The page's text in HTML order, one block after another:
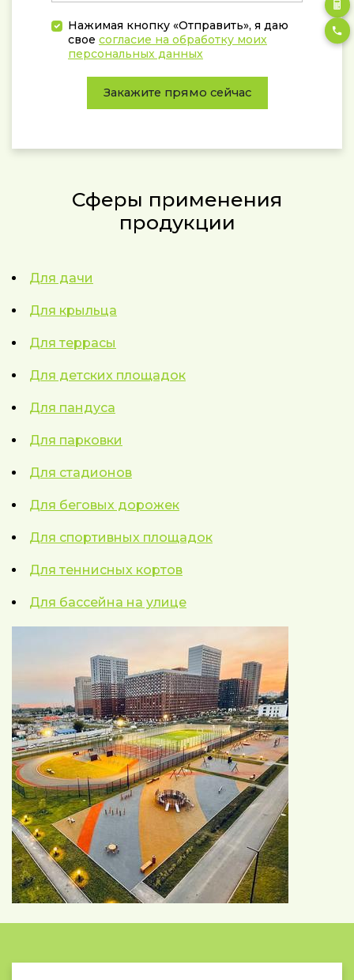
Нажимая кнопку «Отправить», я даю
свое согласие на обработку моих
персональных данных
Закажите прямо сейчас
Сферы применения
продукции
Для дачи
Для крыльца
Для террасы
Для детских площадок
Для пандуса
Для парковки
Для стадионов
Для беговых дорожек
Для спортивных площадок
Для теннисных кортов
Для бассейна на улице